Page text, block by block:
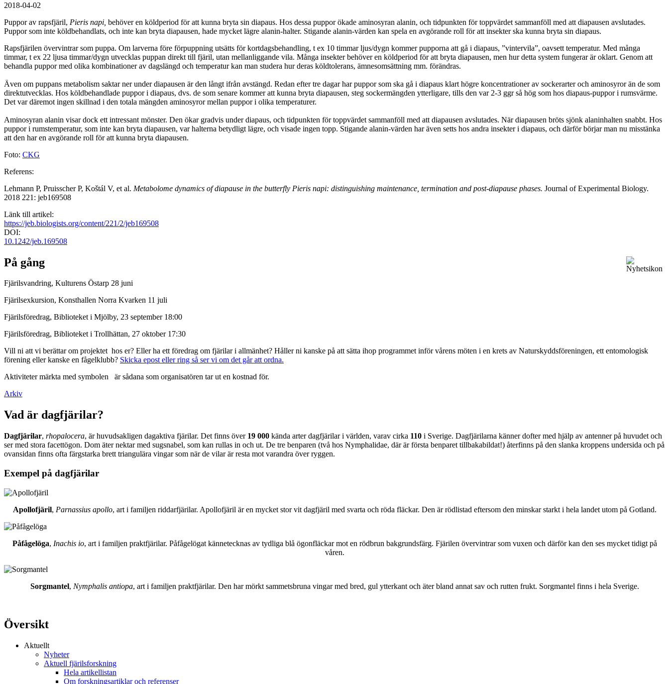
2018-04-02
Puppor av rapsfjäril, Pieris napi, behöver en köldperiod för att kunna bryta sin diapaus. Hos dessa puppor ökade aminosyran alanin, och tidpunkten för toppvärdet sammanföll med att diapausen avslutades.
Puppor som inte köldbehandlats, och inte kan bryta diapausen, hade mycket lägre alanin-halter. Stigande alanin-värden kan spela en avgörande roll för att insekter ska kunna bryta sin diapaus.
Rapsfjärilen övervintrar som puppa. Om larverna före förpuppning utsätts för kortdagsbehandling, t ex 10 timmar ljus/dygn kommer pupporna att gå i diapaus, ”vintervila”, oavsett temperatur. Med många
timmar, t ex 22 ljusa timmar/dygn utvecklas puppan direkt till fjäril, utan mellanliggande vila. Många insekter behöver en köldperiod för att bryta diapausen, men hur detta system fungerar är oklart. Genom att
behandla puppor med olika kombinationer av dagslängd och temperatur kan man studera hur deras köldtolerans, ämnesomsättning mm. förändras.
Även om puppans metabolism saktar ner under diapausen är den långt ifrån avstängd. Redan efter tre dagar har puppor som ska gå i diapaus klart högre koncentrationer av sockerarter och aminosyror än de som
direktutvecklas. Hos köldbehandlade puppor i diapaus, dvs. de som senare kommer att kunna bryta diapausen, steg sockermängden ytterligare, tills den var 2-3 ggr så hög som hos diapaus-puppor i rumsvärme.
Det var däremot ingen skillnad i den totala mängden aminosyror mellan puppor i olika temperaturer.
Aminosyran alanin visar dock ett intressant mönster. Den ökar gradvis under diapaus, och tidpunkten för toppvärdet sammanföll med att diapausen avslutades. När diapausen bröts sjönk alaninhalten snabbt. Hos
puppor i rumstemperatur, som inte kan bryta diapausen, var halterna betydligt lägre, och visade ingen topp. Stigande alanin-värden har även setts hos andra insekter i diapaus, och därför börjar man nu misstänka
att den har en avgörande roll för att kunna bryta diapausen.
Foto: CKG
Referens:
Lehmann P, Pruisscher P, Koštál V, et al. Metabolome dynamics of diapause in the butterfly Pieris napi: distinguishing maintenance, termination and post-diapause phases. Journal of Experimental Biology.
2018 221: jeb169508
Länk till artikel:
https://jeb.biologists.org/content/221/2/jeb169508
DOI:
10.1242/jeb.169508
På gång
Fjärilsvandring, Kulturens Östarp 28 juni
Fjärilsexkursion, Konsthallen Norra Kvarken 11 juli
Fjärilsföredrag, Biblioteket i Mjölby, 23 september 18:00
Fjärilsföredrag, Biblioteket i Trollhättan, 27 oktober 17:30
Vill ni att vi berättar om projektet hos er? Eller ha ett föredrag om fjärilar i allmänhet? Håller ni kanske på att sätta ihop programmet inför vårens möten i en krets av Naturskyddsföreningen, ett entomologisk
förening eller kanske en fågelklubb? Skicka epost eller ring så ser vi om det går att ordna.
Aktiviteter märkta med symbolen
är sådana som organisatören tar ut en kostnad för.
Arkiv
Vad är dagfjärilar?
Dagfjärilar, rhopalocera, är huvudsakligen dagaktiva fjärilar. Det finns över 19 000 kända arter dagfjärilar i världen, varav cirka 110 i Sverige. Dagfjärilarna känner dofter med hjälp av antenner på huvudet och
ser med stora facettögon. Dom äter nektar med sugsnabel, som kan rullas in och ut. De tre benparen (två hos Nymphalidae, där är första benparet tillbakabildat!) återfinns på den slanka kroppens undersida och på
ovansidan finns ofta färgstarka brett triangulära vingar som när de vilar är resta mot varandra över ryggen.
Exempel på dagfjärilar
Apollofjäril, Parnassius apollo, art i familjen riddarfjärilar. Apollofjäril är en mycket stor vit dagfjäril med svarta och röda fläckar. Den är rödlistad eftersom den minskar starkt i hela landet utom på Gotland.
Påfågelöga, Inachis io, art i familjen praktfjärilar. Påfågelögat kännetecknas av tydliga blå ögonfläckar mot en rödbrun bakgrundsfärg. Fjärilen övervintrar som vuxen och därför kan den ses mycket tidigt på
våren.
Sorgmantel, Nymphalis antiopa, art i familjen praktfjärilar. Den har mörkt sammetsbruna vingar med bred, gul ytterkant och äter bland annat sav och rutten frukt. Sorgmantel finns i hela Sverige.
Översikt
Aktuellt
Nyheter
Aktuell fjärilsforskning
Hela artikellistan
Om forskningsartiklar och referenser